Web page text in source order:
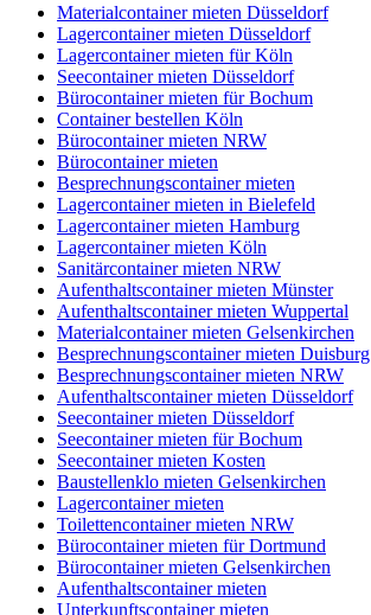
Materialcontainer mieten Düsseldorf
Lagercontainer mieten Düsseldorf
Lagercontainer mieten für Köln
Seecontainer mieten Düsseldorf
Bürocontainer mieten für Bochum
Container bestellen Köln
Bürocontainer mieten NRW
Bürocontainer mieten
Besprechnungscontainer mieten
Lagercontainer mieten in Bielefeld
Lagercontainer mieten Hamburg
Lagercontainer mieten Köln
Sanitärcontainer mieten NRW
Aufenthaltscontainer mieten Münster
Aufenthaltscontainer mieten Wuppertal
Materialcontainer mieten Gelsenkirchen
Besprechnungscontainer mieten Duisburg
Besprechnungscontainer mieten NRW
Aufenthaltscontainer mieten Düsseldorf
Seecontainer mieten Düsseldorf
Seecontainer mieten für Bochum
Seecontainer mieten Kosten
Baustellenklo mieten Gelsenkirchen
Lagercontainer mieten
Toilettencontainer mieten NRW
Bürocontainer mieten für Dortmund
Bürocontainer mieten Gelsenkirchen
Aufenthaltscontainer mieten
Unterkunftscontainer mieten